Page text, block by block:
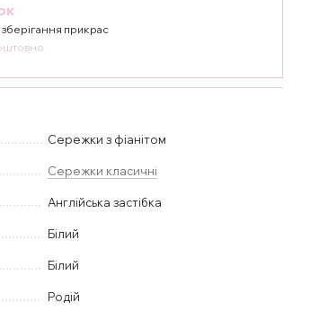
прикрас
Сережки з фіанітом
Сережки класичні
Англійська застібка
Білий
Білий
Родій